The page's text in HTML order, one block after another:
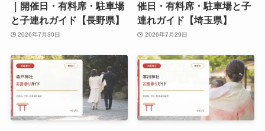
｜開催日・有料席・駐車場
と子連れガイド【長野県】
2026年7月30日
催日・有料席・駐車場と子
連れガイド【埼玉県】
2026年7月29日